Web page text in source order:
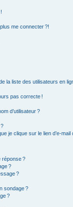
me connecter ?!
la liste des utilisateurs en
pas correcte !
d’utilisateur ?
je clique sur le lien d’e-mail
réponse ?
?
?
sondage ?
?